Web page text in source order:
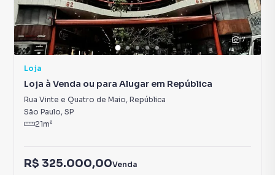
17
Loja
Loja à Venda ou para Alugar em República
Rua Vinte e Quatro de Maio, República
São Paulo, SP
21m²
R$ 325.000,00Venda